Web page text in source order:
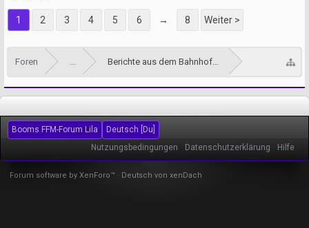
1 2 3 4 5 6 → 8 Weiter >
Foren ... Berichte aus dem Bahnhofsviertel
Booms FFM-Forum Lila
Deutsch [Du]
Nutzungsbedingungen
Datenschutzerklärung Hilfe
Forum software by XenForo™ - Deutsch von xenDach